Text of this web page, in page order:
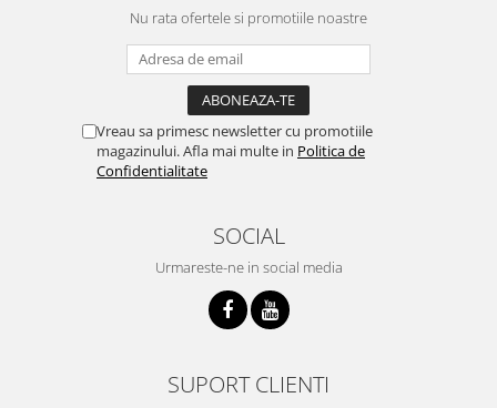
Nu rata ofertele si promotiile noastre
Vreau sa primesc newsletter cu promotiile
magazinului. Afla mai multe in Politica de
Confidentialitate
SOCIAL
Urmareste-ne in social media
SUPORT CLIENTI